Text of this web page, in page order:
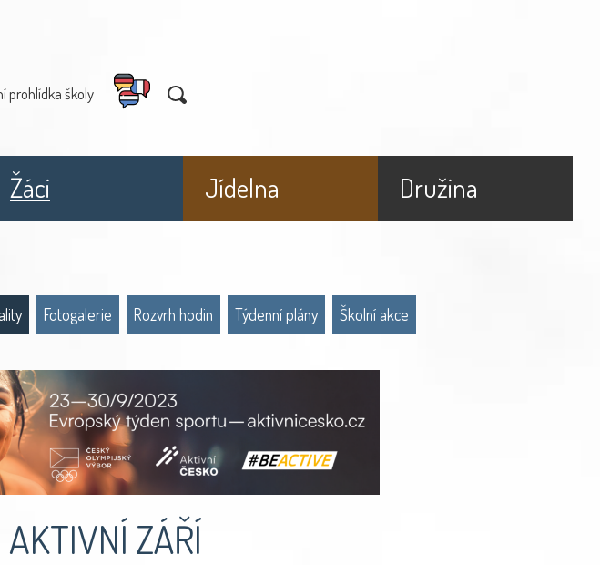
prohlídka školy
Žáci Jídelna Družina
Fotogalerie Rozvrh hodin Týdenní plány Školní akce
ZÁŘÍ